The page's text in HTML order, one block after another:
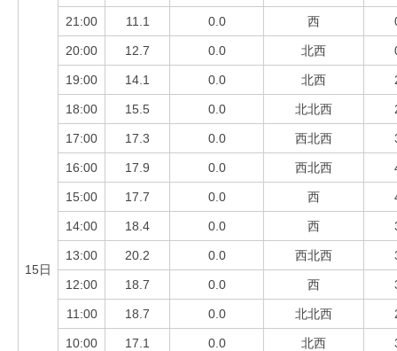
15日
21:00 11.1 0.0 西
20:00 12.7 0.0 北西
19:00 14.1 0.0 北西
18:00 15.5 0.0 北北西
17:00 17.3 0.0 西北西
16:00 17.9 0.0 西北西
15:00 17.7 0.0 西
14:00 18.4 0.0 西
13:00 20.2 0.0 西北西
12:00 18.7 0.0 西
11:00 18.7 0.0 北北西
10:00 17.1 0.0 北西